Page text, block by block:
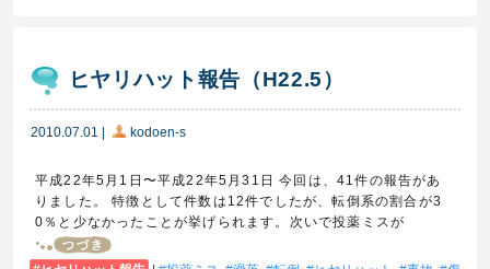
ヒヤリハット報告（H22.5）
2010.07.01 kodoen-s
平成22年5月1日〜平成22年5月31日 今回は、41件の報告があ
りました。 特徴として件数は12件でしたが、転倒系の割合が3
0％と少なかったことが挙げられます。次いで投薬ミスが